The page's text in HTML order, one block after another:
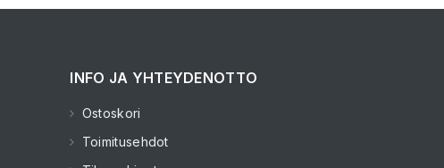
INFO JA YHTEYDENOTTO
Ostoskori
Toimitusehdot